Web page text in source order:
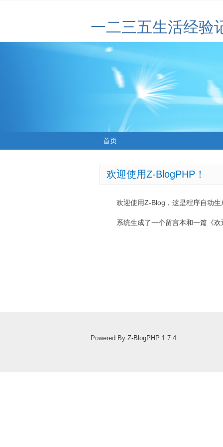
一二三五生活经验
首页
欢迎使用Z-BlogPHP！
欢迎使用Z-Blog，这是程序自动
系统生成了一个留言本和一篇《
Powered By Z-BlogPHP 1.7.4